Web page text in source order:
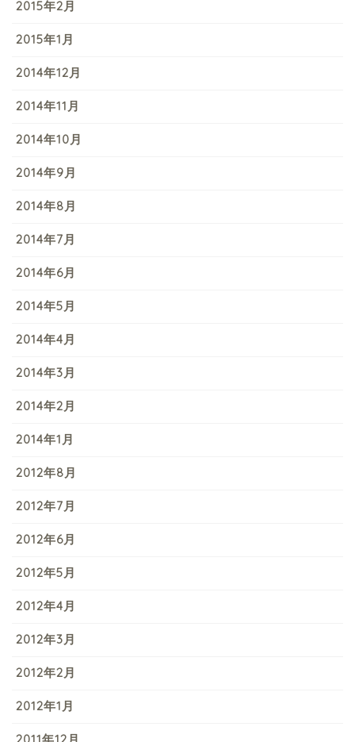
2015年2月
2015年1月
2014年12月
2014年11月
2014年10月
2014年9月
2014年8月
2014年7月
2014年6月
2014年5月
2014年4月
2014年3月
2014年2月
2014年1月
2012年8月
2012年7月
2012年6月
2012年5月
2012年4月
2012年3月
2012年2月
2012年1月
2011年12月